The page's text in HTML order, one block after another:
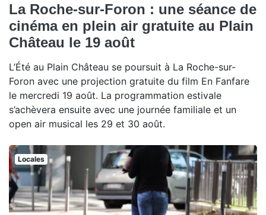
La Roche-sur-Foron : une séance de
cinéma en plein air gratuite au Plain
Château le 19 août
L’Été au Plain Château se poursuit à La Roche-sur-
Foron avec une projection gratuite du film En Fanfare
le mercredi 19 août. La programmation estivale
s’achèvera ensuite avec une journée familiale et un
open air musical les 29 et 30 août.
Locales